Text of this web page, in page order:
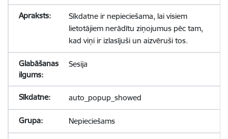
Sīkdatne ir nepieciešama, lai visiem
lietotājiem nerādītu ziņojumus pēc tam,
kad viņi ir izlasījuši un aizvēruši tos.
Sesija
auto_popup_showed
Nepieciešams